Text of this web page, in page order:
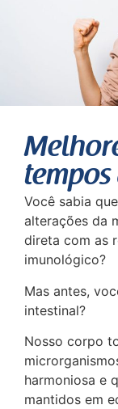
Você sabia
alterações da
direta com as
imunológico?
Mas antes,
intestinal?
Nosso corpo
harmoniosa e
mantidos em